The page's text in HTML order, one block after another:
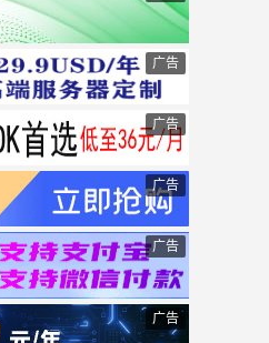
广告
广告
广告
广告
广告